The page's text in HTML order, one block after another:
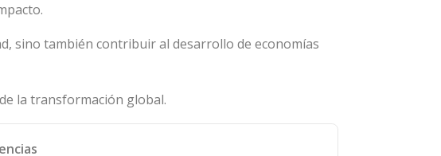
sino también contribuir al desarrollo de economías
la transformación global.